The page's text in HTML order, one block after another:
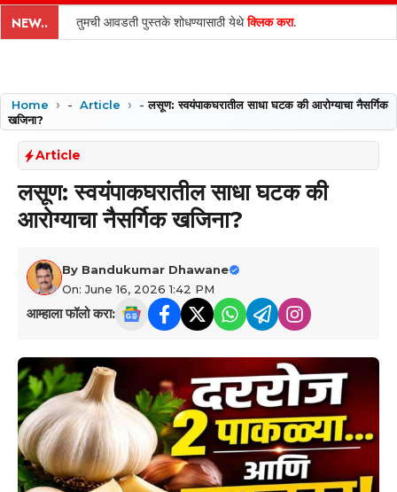
content
NEW.. तुमची आवडती पुस्तके शोधण्यासाठी येथेक्लिक करा.
Home - Article -लसूण: स्वयंपाकघरातील साधा घटक की आरोग्याचा नैसर्गिक
खजिना?
Article
लसूण: स्वयंपाकघरातील साधा घटक की
आरोग्याचा नैसर्गिक खजिना?
By Bandukumar Dhawane
On: June 16, 2026 1:42 PM
आम्हाला फॉलो करा: